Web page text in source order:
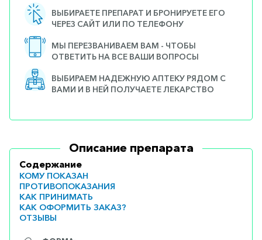
ВЫБИРАЕТЕ ПРЕПАРАТ И БРОНИРУЕТЕ ЕГО
ЧЕРЕЗ САЙТ ИЛИ ПО ТЕЛЕФОНУ
МЫ ПЕРЕЗВАНИВАЕМ ВАМ - ЧТОБЫ
ОТВЕТИТЬ НА ВСЕ ВАШИ ВОПРОСЫ
ВЫБИРАЕМ НАДЕЖНУЮ АПТЕКУ РЯДОМ С
ВАМИ И В НЕЙ ПОЛУЧАЕТЕ ЛЕКАРСТВО
Описание препарата
Содержание
КОМУ ПОКАЗАН
ПРОТИВОПОКАЗАНИЯ
КАК ПРИНИМАТЬ
КАК ОФОРМИТЬ ЗАКАЗ?
ОТЗЫВЫ